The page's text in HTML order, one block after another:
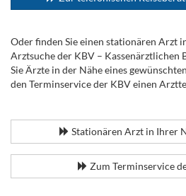
Oder finden Sie einen stationären Arzt
Arztsuche der KBV – Kassenärztlichen
Sie Ärzte in der Nähe eines
den Terminservice der KBV einen
Stationären Arzt in Ihrer
Zum Terminservice